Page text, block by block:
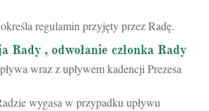
regulamin przyjęty przez Radę.
Rady , odwołanie członka Rady
wraz z upływem kadencji Prezesa
wygasa w przypadku upływu